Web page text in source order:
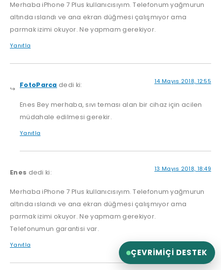
Merhaba iPhone 7 Plus kullanıcısıyım. Telefonum yağmurun
altında ıslandı ve ana ekran düğmesi çalışmıyor ama
parmak izimi okuyor. Ne yapmam gerekiyor.
Yanıtla
FotoParca dedi ki: 14 Mayıs 2018, 12:55
Enes Bey merhaba, sıvı teması alan bir cihaz için acilen
müdahale edilmesi gerekir.
Yanıtla
Enes dedi ki: 13 Mayıs 2018, 18:49
Merhaba iPhone 7 Plus kullanıcısıyım. Telefonum yağmurun
altında ıslandı ve ana ekran düğmesi çalışmıyor ama
parmak izimi okuyor. Ne yapmam gerekiyor.
Telefonumun garantisi var.
Yanıtla
ÇEVRIMIÇI DESTEK